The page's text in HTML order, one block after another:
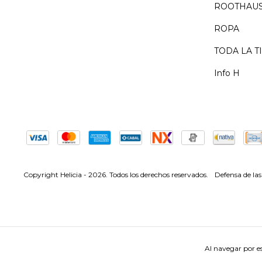
Al navegar por
ROPA
TODA LA
Info H
Copyright Helicia - 2026. Todos los derechos reservados. Defensa de